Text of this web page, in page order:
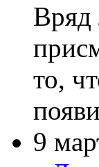
Вряд
то,
9